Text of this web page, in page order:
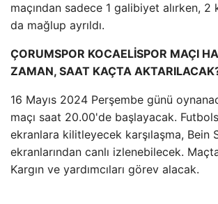
maçından sadece 1 galibiyet alırken, 2
da mağlup ayrıldı.
ÇORUMSPOR KOCAELİSPOR MAÇI
ZAMAN, SAAT KAÇTA
16 Mayıs 2024 Perşembe günü
maçı saat 20.00'de başlayacak.
ekranlara kilitleyecek karşılaşma, Bein
ekranlarından canlı izlenebilecek.
Kargın ve yardımcıları görev alacak.